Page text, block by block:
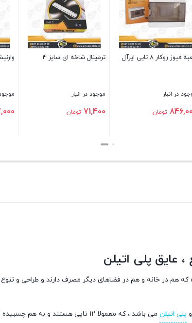
مقره چکمه ای شینه فانتزی نول 6 پیچ
تومان
که هم در خانه و هم در فضاهای دیگر مصرف دارند و طراحی و
و پلی اتیلن
می باشد ، که معمولا 12 تایی